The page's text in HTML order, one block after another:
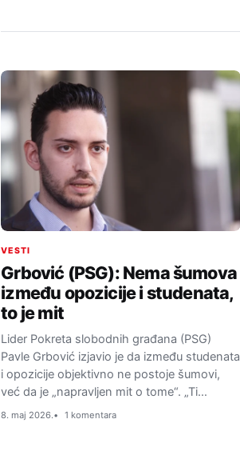
VESTI
Grbović (PSG): Nema šumova
između opozicije i studenata,
to je mit
Lider Pokreta slobodnih građana (PSG)
Pavle Grbović izjavio je da između studenata
i opozicije objektivno ne postoje šumovi,
već da je „napravljen mit o tome“. „Ti…
8. maj 2026. 1 komentara